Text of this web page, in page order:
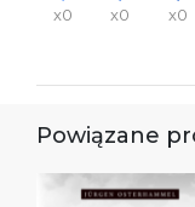
x0
x0
x0
Powiązane